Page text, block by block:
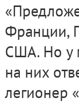
Франции,
США. Но у
на них
легионер